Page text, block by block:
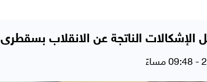
الناتجة عن الانقلاب بسقطرى